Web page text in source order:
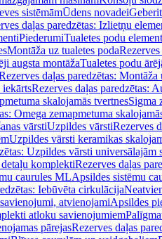
sistēmāmŪdens novadei
daļas paredzētas: Izlietņu
PiederumiTualetes podu
Montāža uz tualetes poda
augsta montāžaTualetes podu
daļas paredzētas: Montāža
Rezerves daļas paredzētas:
skalojamās tvertnesSigma
Omega zemapmetuma
vārstiUzpildes vārstiRezerves
Uzpildes vārsti keramikas
Uzpildes vārsti universālajām
komplektiRezerves daļas
caurules MLApsildes sistēmu
Iebūvēta cirkulācija
atvienojamiApsildes
atloku savienojumiem
pārejasRezerves daļas